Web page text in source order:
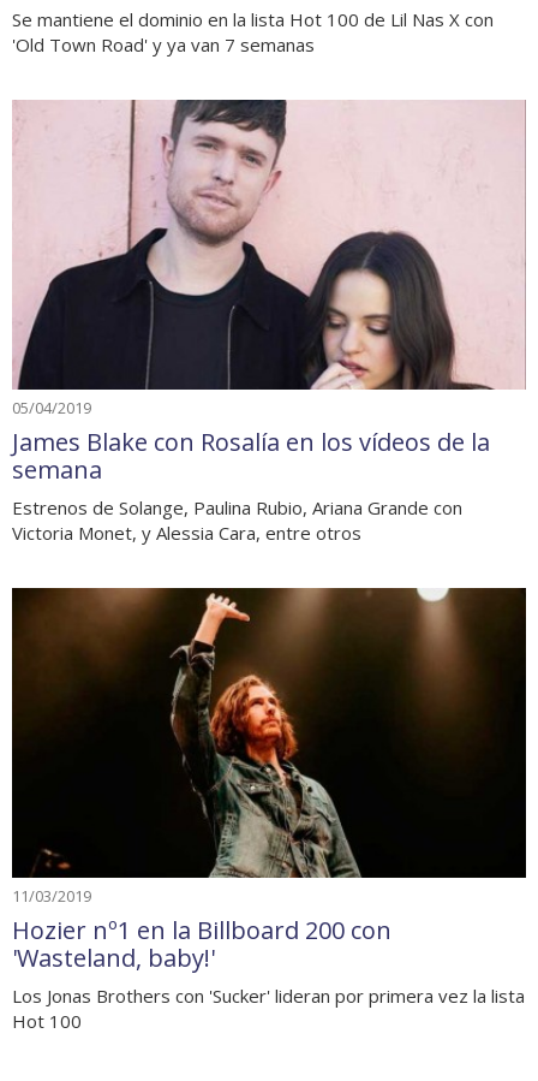
Se mantiene el dominio en la lista Hot 100 de Lil Nas X con
'Old Town Road' y ya van 7 semanas
05/04/2019
James Blake con Rosalía en los vídeos de la
semana
Estrenos de Solange, Paulina Rubio, Ariana Grande con
Victoria Monet, y Alessia Cara, entre otros
11/03/2019
Hozier nº1 en la Billboard 200 con
'Wasteland, baby!'
Los Jonas Brothers con 'Sucker' lideran por primera vez la lista
Hot 100